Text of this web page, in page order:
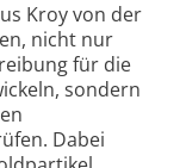
Kroy von der
nicht nur
für die
sondern
Dabei